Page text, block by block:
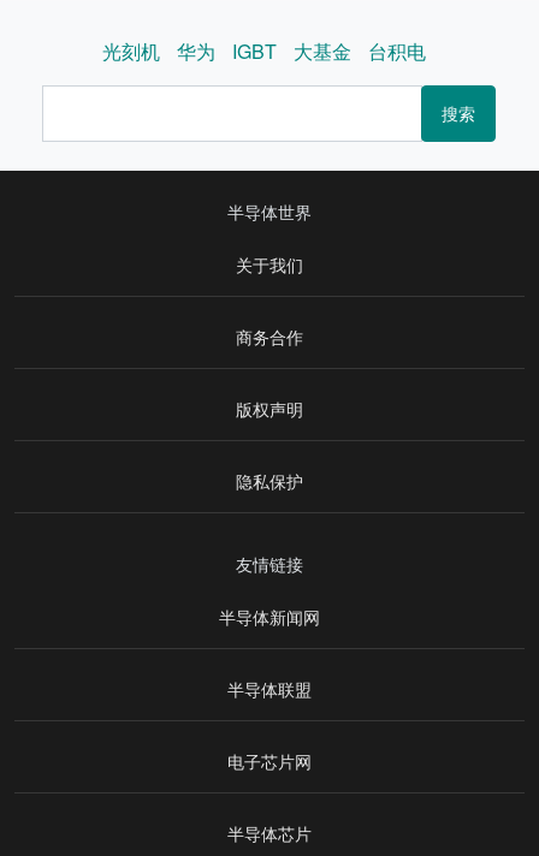
光刻机 华为 IGBT 大基金 台积电
搜索
半导体世界
关于我们
商务合作
版权声明
隐私保护
友情链接
半导体新闻网
半导体联盟
电子芯片网
半导体芯片